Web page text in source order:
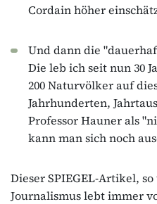
Cordain höher
Und dann die
Die leb ich seit nun 30
200 Naturvölker auf
Jahrhunderten,
Professor Hauner als
kann man sich noch
Dieser SPIEGEL-Artikel,
Journalismus lebt immer